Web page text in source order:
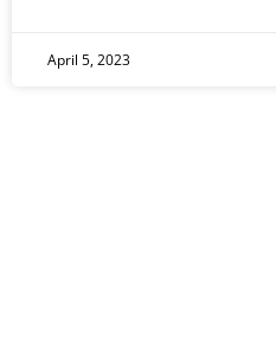
April 5, 2023